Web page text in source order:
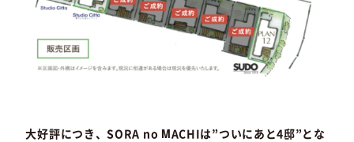
大好評につき、SORA no MACHIは”ついにあと4邸”とな